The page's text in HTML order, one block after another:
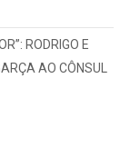
RODRIGO E
AO CÔNSUL